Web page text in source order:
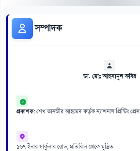
সম্পাদক
ডা. মোঃ আহসানুল কবির
প্রকাশক:শেখ তানভীর আহমেদ কর্তৃক ন্যাশনাল প্রিন্টিং প্রেস
১৬৭ ইনার সার্কুলার রোড, মতিঝিল থেকে মুদ্রিত